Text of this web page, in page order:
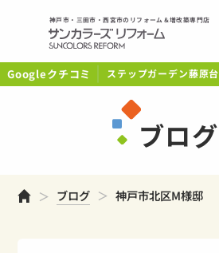
神戸市・三田市・西宮市のリフォーム＆増改築専門店
Googleクチコミ ステップガーデン藤原台
ブログ
ホームブログ 神戸市北区M様邸